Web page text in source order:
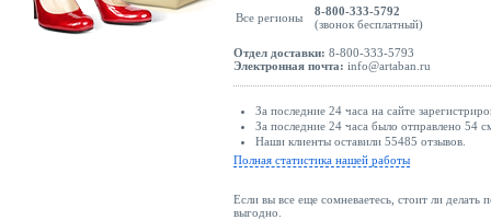
Все регионы
8-800-333-5792
(звонок бесплатный)
Отдел доставки: 8-800-333-5793
Электронная почта: info@artaban.ru
За последние 24 часа на сайте
За последние 24 часа было отправлено 54
Наши клиенты оставили 55485 отзывов.
Полная статистика нашей работы
Если вы все еще сомневаетесь, стоит ли делать
выгодно.